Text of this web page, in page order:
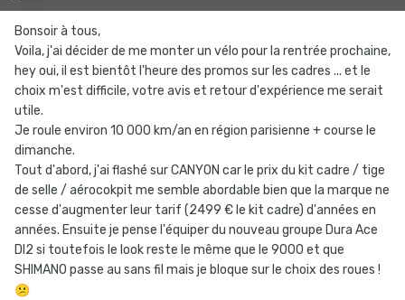
Bonsoir à tous,
Voila, j'ai décider de me monter un vélo pour la rentrée prochaine,
hey oui, il est bientôt l'heure des promos sur les cadres ... et le
choix m'est difficile, votre avis et retour d'expérience me serait
utile.
Je roule environ 10 000 km/an en région parisienne + course le
dimanche.
Tout d'abord, j'ai flashé sur CANYON car le prix du kit cadre / tige
de selle / aérocokpit me semble abordable bien que la marque ne
cesse d'augmenter leur tarif (2499 € le kit cadre) d'années en
années. Ensuite je pense l'équiper du nouveau groupe Dura Ace
DI2 si toutefois le look reste le même que le 9000 et que
SHIMANO passe au sans fil mais je bloque sur le choix des roues !
😕